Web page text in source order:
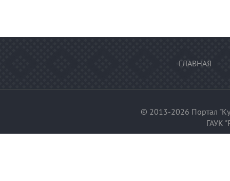
ГЛАВНАЯ
© 2013-2026 Портал
ГАУК